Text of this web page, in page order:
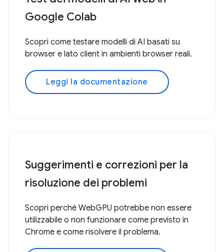
Google Colab
Scopri come testare modelli di AI basati su
browser e lato client in ambienti browser reali.
Leggi la documentazione
Suggerimenti e correzioni per la
risoluzione dei problemi
Scopri perché WebGPU potrebbe non essere
utilizzabile o non funzionare come previsto in
Chrome e come risolvere il problema.